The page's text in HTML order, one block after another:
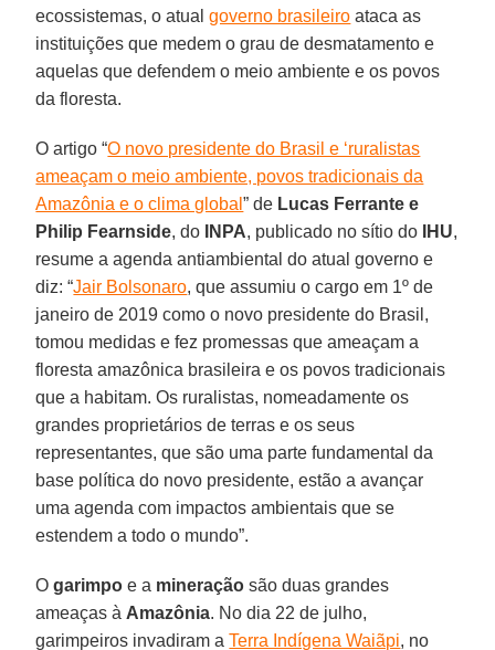
ecossistemas, o atualgoverno brasileiro ataca as
instituições que medem o grau de desmatamento e
aquelas que defendem o meio ambiente e os povos
da floresta.
O artigo “O novo presidente do Brasil e ‘ruralistas
ameaçam o meio ambiente, povos tradicionais da
Amazônia e o clima global” de Lucas Ferrante e
Philip Fearnside, do INPA, publicado no sítio do IHU,
resume a agenda antiambiental do atual governo e
diz: “Jair Bolsonaro, que assumiu o cargo em 1º de
janeiro de 2019 como o novo presidente do Brasil,
tomou medidas e fez promessas que ameaçam a
floresta amazônica brasileira e os povos tradicionais
que a habitam. Os ruralistas, nomeadamente os
grandes proprietários de terras e os seus
representantes, que são uma parte fundamental da
base política do novo presidente, estão a avançar
uma agenda com impactos ambientais que se
estendem a todo o mundo”.
Ogarimpo e a mineração são duas grandes
ameaças à Amazônia. No dia 22 de julho,
garimpeiros invadiram aTerra Indígena Waiãpi, no